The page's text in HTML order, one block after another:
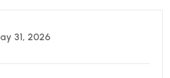
31, 2026